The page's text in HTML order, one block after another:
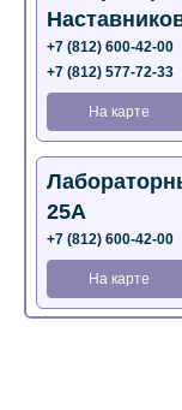
+7 (812) 600-42-00
+7 (812) 577-72-33
На карте
25А
+7 (812) 600-42-00
На карте